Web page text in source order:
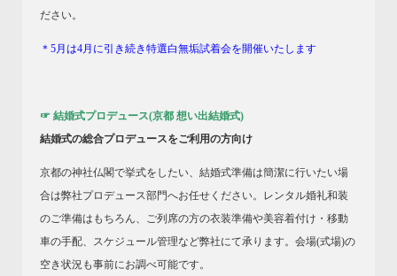
ださい。
＊5月は4月に引き続き特選白無垢試着会を開催いたします
☞ 結婚式プロデュース(京都 想い出結婚式)
結婚式の総合プロデュースをご利用の方向け
京都の神社仏閣で挙式をしたい、結婚式準備は簡潔に行いたい場
合は弊社プロデュース部門へお任せください。レンタル婚礼和装
のご準備はもちろん、ご列席の方の衣装準備や美容着付け・移動
車の手配、スケジュール管理など弊社にて承ります。会場(式場)の
空き状況も事前にお調べ可能です。